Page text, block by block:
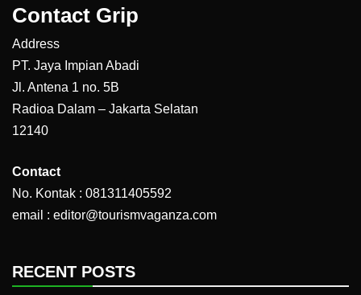
Contact Grip
Address
PT. Jaya Impian Abadi
Jl. Antena 1 no. 5B
Radioa Dalam – Jakarta Selatan
12140
Contact
No. Kontak : 081311405592
email : editor@tourismvaganza.com
RECENT POSTS